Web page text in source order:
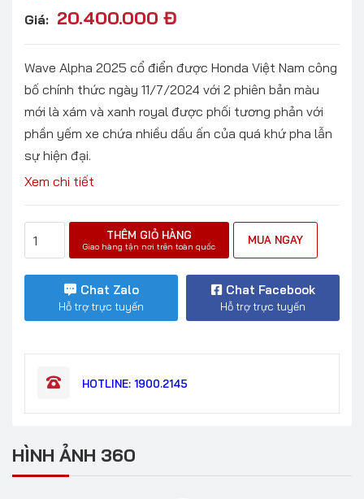
Giá: 20.400.000 Đ
Wave Alpha 2025 cổ điển được Honda Việt Nam công
bố chính thức ngày 11/7/2024 với 2 phiên bản màu
mới là xám và xanh royal được phối tương phản với
phần yếm xe chứa nhiều dấu ấn của quá khứ pha lẫn
sự hiện đại.
Xem chi tiết
THÊM GIỎ HÀNG
Giao hàng tận nơi trên toàn quốc
MUA NGAY
Chat Zalo
Hỗ trợ trực tuyến
Chat Facebook
Hỗ trợ trực tuyến
HOTLINE: 1900.2145
HÌNH ẢNH 360